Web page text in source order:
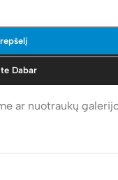
Dabar
ar nuotraukų